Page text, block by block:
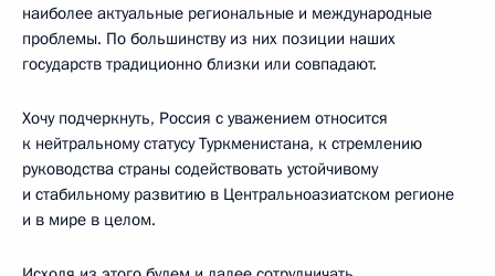
наиболее актуальные региональные и международные
проблемы. По большинству из них позиции наших
государств традиционно близки или совпадают.
Хочу подчеркнуть, Россия с уважением относится
к нейтральному статусу Туркменистана, к стремлению
руководства страны содействовать устойчивому
и стабильному развитию в Центральноазиатском регионе
и в мире в целом.